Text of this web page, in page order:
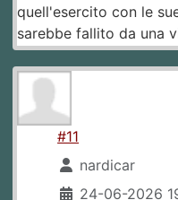
quell'esercito con le
sarebbe fallito da una
#11
nardicar
24-06-2026